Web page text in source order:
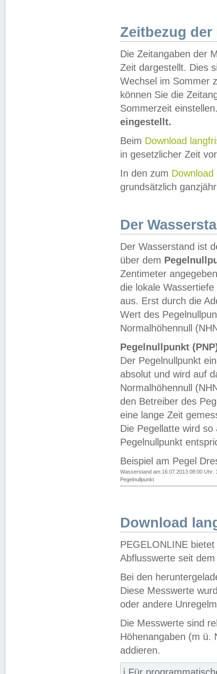
Zeitbezug der
Die Zeitangaben der
Zeit dargestellt. Dies
Wechsel im Sommer
können Sie die
Sommerzeit
eingestellt.
Beim Download
in gesetzlicher Zeit
In den zum Download
grundsätzlich
Der
Der Wasserstand ist
über dem
Zentimeter
die lokale
aus. Erst durch die
Wert des
Normalhöhennull
Pegelnullpunkt
Der Pegelnullpunkt
absolut und wird auf
Normalhöhennull
den Betreiber des
eine lange Zeit
Die Pegellatte wird
Pegelnullpunkt
Beispiel am Pegel
Wasserstand am 16.07.2013 08:00 Uhr:
Pegelnullpunkt
Download
PEGELONLINE
Abflusswerte seit
Bei den
Diese Messwerte
oder andere
Die Messwerte sind
Höhenangaben (m ü.
addieren.